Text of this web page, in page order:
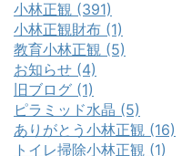
小林正観 (391)
小林正観財布 (1)
教育小林正観 (5)
お知らせ (4)
旧ブログ (1)
ピラミッド水晶 (5)
ありがとう小林正観 (16)
トイレ掃除小林正観 (1)